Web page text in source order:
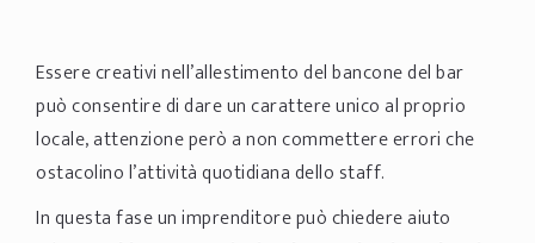
Essere creativi nell’allestimento del bancone del bar
può consentire di dare un carattere unico al proprio
locale, attenzione però a non commettere errori che
ostacolino l’attività quotidiana dello staff.
In questa fase un imprenditore può chiedere aiuto